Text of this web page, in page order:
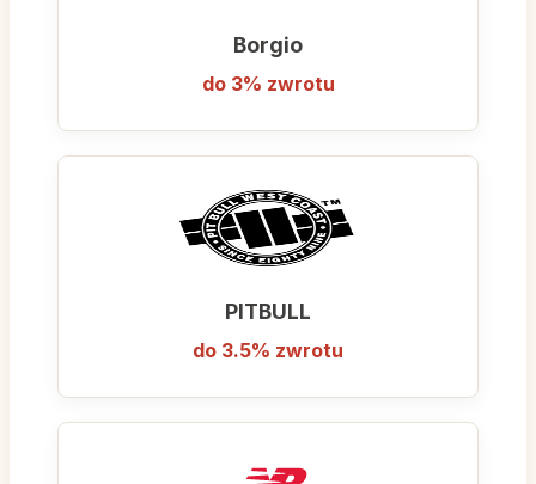
Borgio
do 3% zwrotu
PITBULL
do 3.5% zwrotu